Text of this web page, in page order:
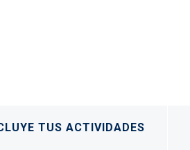
TUS ACTIVIDADES